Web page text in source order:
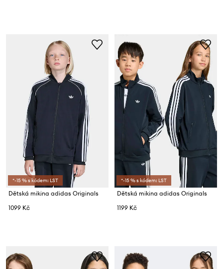
*-15 % s kódem: LST
Dětská mikina adidas Originals
1099 Kč
*-15 % s kódem: LST
Dětská mikina adidas Originals
1199 Kč